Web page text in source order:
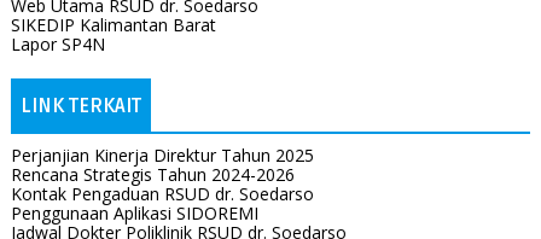
Web Utama RSUD dr. Soedarso
SIKEDIP Kalimantan Barat
Lapor SP4N
LINK TERKAIT
Perjanjian Kinerja Direktur Tahun 2025
Rencana Strategis Tahun 2024-2026
Kontak Pengaduan RSUD dr. Soedarso
Penggunaan Aplikasi SIDOREMI
Jadwal Dokter Poliklinik RSUD dr. Soedarso